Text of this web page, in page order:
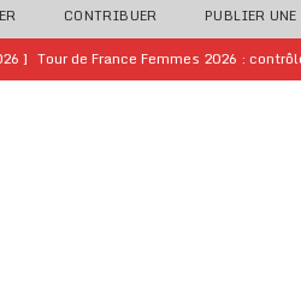
CONTRIBUER PUBLIER UNE
] Tour de France Femmes 2026 :